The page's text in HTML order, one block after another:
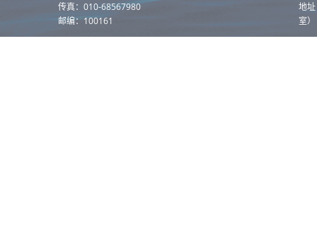
传真：010-68567980
邮编：100161
地
室）